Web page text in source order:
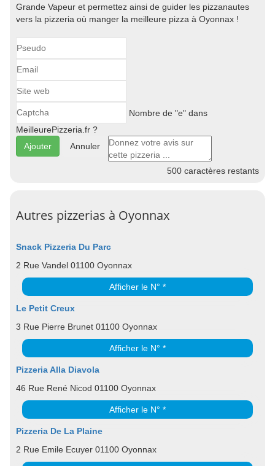
Grande Vapeur et permettez ainsi de guider les pizzanautes
vers la pizzeria où manger la meilleure pizza à Oyonnax !
Nombre de "e" dans
MeilleurePizzeria.fr ?
Annuler
500 caractères restants
Autres pizzerias à Oyonnax
Snack Pizzeria Du Parc
2 Rue Vandel 01100 Oyonnax
Afficher le N° *
Le Petit Creux
3 Rue Pierre Brunet 01100 Oyonnax
Afficher le N° *
Pizzeria Alla Diavola
46 Rue René Nicod 01100 Oyonnax
Afficher le N° *
Pizzeria De La Plaine
2 Rue Emile Ecuyer 01100 Oyonnax